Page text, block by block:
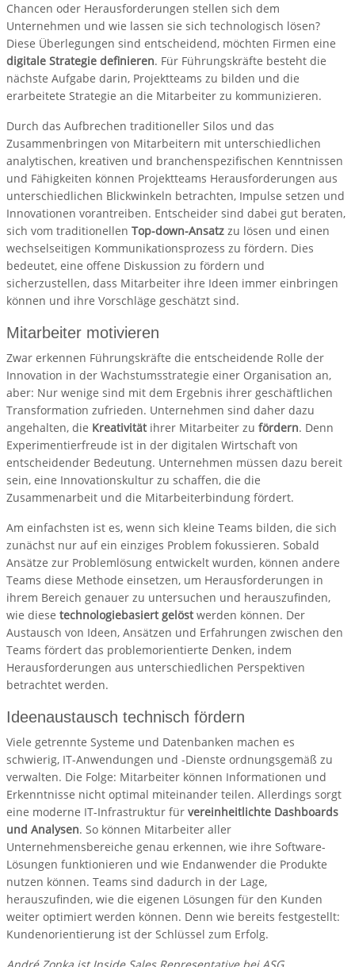
Chancen oder Herausforderungen stellen sich dem
Unternehmen und wie lassen sie sich technologisch lösen?
Diese Überlegungen sind entscheidend, möchten Firmen eine
digitale Strategie definieren. Für Führungskräfte besteht die
nächste Aufgabe darin, Projektteams zu bilden und die
erarbeitete Strategie an die Mitarbeiter zu kommunizieren.
Durch das Aufbrechen traditioneller Silos und das
Zusammenbringen von Mitarbeitern mit unterschiedlichen
analytischen, kreativen und branchenspezifischen Kenntnissen
und Fähigkeiten können Projektteams Herausforderungen aus
unterschiedlichen Blickwinkeln betrachten, Impulse setzen und
Innovationen vorantreiben. Entscheider sind dabei gut beraten,
sich vom traditionellen Top-down-Ansatz zu lösen und einen
wechselseitigen Kommunikationsprozess zu fördern. Dies
bedeutet, eine offene Diskussion zu fördern und
sicherzustellen, dass Mitarbeiter ihre Ideen immer einbringen
können und ihre Vorschläge geschätzt sind.
Mitarbeiter motivieren
Zwar erkennen Führungskräfte die entscheidende Rolle der
Innovation in der Wachstumsstrategie einer Organisation an,
aber: Nur wenige sind mit dem Ergebnis ihrer geschäftlichen
Transformation zufrieden. Unternehmen sind daher dazu
angehalten, die Kreativitätihrer Mitarbeiter zu fördern. Denn
Experimentierfreude ist in der digitalen Wirtschaft von
entscheidender Bedeutung. Unternehmen müssen dazu bereit
sein, eine Innovationskultur zu schaffen, die die
Zusammenarbeit und die Mitarbeiterbindung fördert.
Am einfachsten ist es, wenn sich kleine Teams bilden, die sich
zunächst nur auf ein einziges Problem fokussieren. Sobald
Ansätze zur Problemlösung entwickelt wurden, können andere
Teams diese Methode einsetzen, um Herausforderungen in
ihrem Bereich genauer zu untersuchen und herauszufinden,
wie diese technologiebasiert gelöstwerden können. Der
Austausch von Ideen, Ansätzen und Erfahrungen zwischen den
Teams fördert das problemorientierte Denken, indem
Herausforderungen aus unterschiedlichen Perspektiven
betrachtet werden.
Ideenaustausch technisch fördern
Viele getrennte Systeme und Datenbanken machen es
schwierig, IT-Anwendungen und -Dienste ordnungsgemäß zu
verwalten. Die Folge: Mitarbeiter können Informationen und
Erkenntnisse nicht optimal miteinander teilen. Allerdings sorgt
eine moderne IT-Infrastruktur für vereinheitlichte Dashboards
und Analysen. So können Mitarbeiter aller
Unternehmensbereiche genau erkennen, wie ihre Software-
Lösungen funktionieren und wie Endanwender die Produkte
nutzen können. Teams sind dadurch in der Lage,
herauszufinden, wie die eigenen Lösungen für den Kunden
weiter optimiert werden können. Denn wie bereits festgestellt:
Kundenorientierung ist der Schlüssel zum Erfolg.